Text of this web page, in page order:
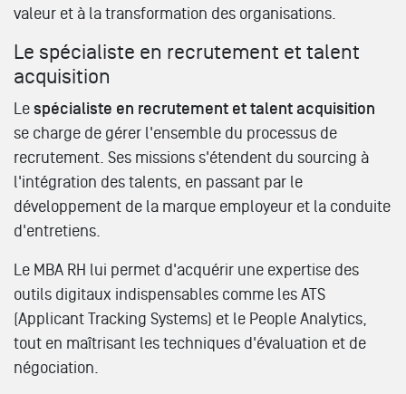
valeur et à la transformation des organisations.
Le spécialiste en recrutement et talent
acquisition
Le spécialiste en recrutement et talent acquisition
se charge de gérer l'ensemble du processus de
recrutement. Ses missions s'étendent du sourcing à
l'intégration des talents, en passant par le
développement de la marque employeur et la conduite
d'entretiens.
Le MBA RH lui permet d'acquérir une expertise des
outils digitaux indispensables comme les ATS
(Applicant Tracking Systems) et le People Analytics,
tout en maîtrisant les techniques d'évaluation et de
négociation.